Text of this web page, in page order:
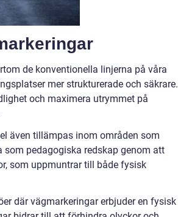
de konventionella linjerna på våra
mer strukturerade och säkrare.
och maximera utrymmet på
även tillämpas inom områden som
pedagogiska redskap genom att
som uppmuntrar till både fysisk
där vägmarkeringar erbjuder en fysisk